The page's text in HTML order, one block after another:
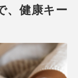
、健康キー